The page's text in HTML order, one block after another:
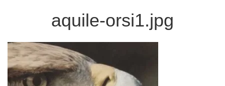
aquile-orsi1.jpg